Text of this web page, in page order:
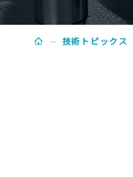
技術トピックス